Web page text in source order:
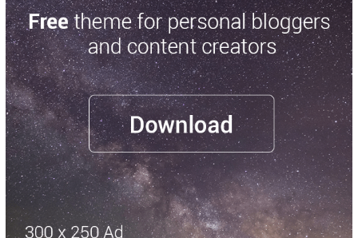
r
c
h